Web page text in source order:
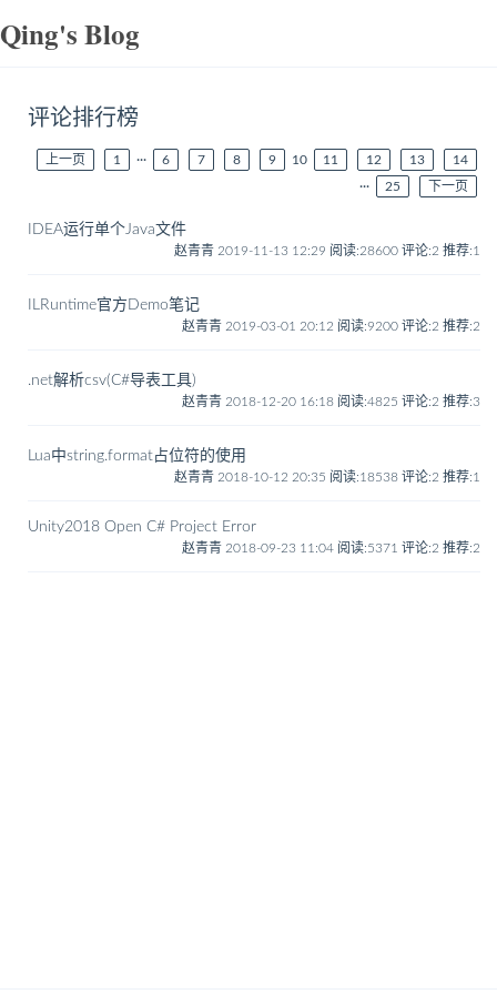
Qing's Blog
评论排行榜
上一页 1 ··· 6 7 8 9 10 11 12 13
14
···
25 下一页
IDEA运行单个Java文件
赵青青 2019-11-13 12:29 阅读:28600 评论:2 推荐:1
ILRuntime官方Demo笔记
赵青青 2019-03-01 20:12 阅读:9200 评论:2 推荐:2
.net解析csv(C#导表工具)
赵青青 2018-12-20 16:18 阅读:4825 评论:2 推荐:3
Lua中string.format占位符的使用
赵青青 2018-10-12 20:35 阅读:18538 评论:2 推荐:1
Unity2018 Open C# Project Error
赵青青 2018-09-23 11:04 阅读:5371 评论:2 推荐:2